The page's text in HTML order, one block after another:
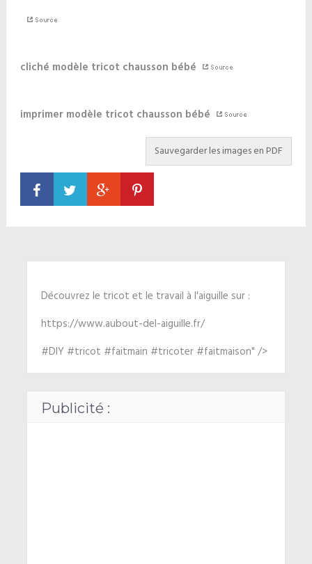
cliché modèle tricot chausson bébé
imprimer modèle tricot chausson bébé
Découvrez le tricot et le travail à l'aiguille sur :
https://www.aubout-del-aiguille.fr/
#DIY #tricot #faitmain #tricoter #faitmaison" />
Publicité :